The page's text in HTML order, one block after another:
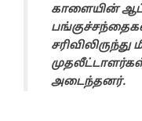
காளையின்
அடைந்தனர்.